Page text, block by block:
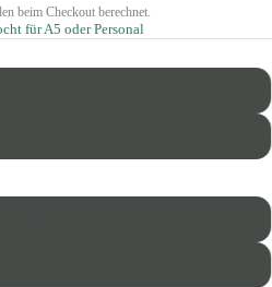
beim Checkout berechnet.
für A5 oder Personal